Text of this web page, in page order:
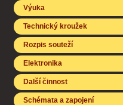
Výuka
Technický kroužek
Rozpis souteží
Elektronika
Další činnost
Schémata a zapojení